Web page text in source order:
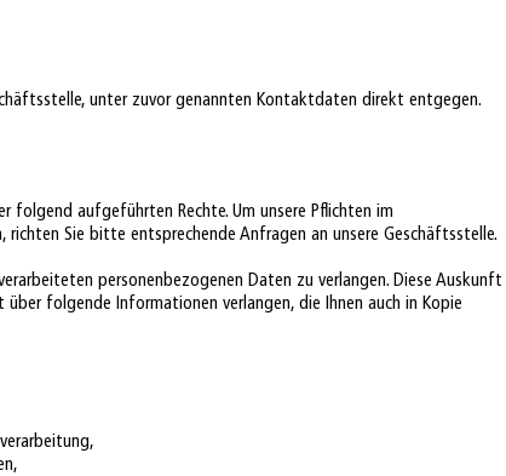
unter zuvor genannten Kontaktdaten direkt entgegen.
folgend aufgeführten Rechte. Um unsere Pflichten im
Sie bitte entsprechende Anfragen an unsere Geschäftsstelle.
personenbezogenen Daten zu verlangen. Diese Auskunft
folgende Informationen verlangen, die Ihnen auch in Kopie